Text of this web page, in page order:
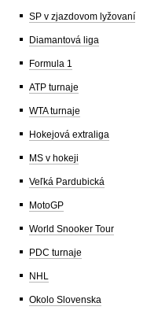
SP v zjazdovom lyžovaní
Diamantová liga
Formula 1
ATP turnaje
WTA turnaje
Hokejová extraliga
MS v hokeji
Veľká Pardubická
MotoGP
World Snooker Tour
PDC turnaje
NHL
Okolo Slovenska